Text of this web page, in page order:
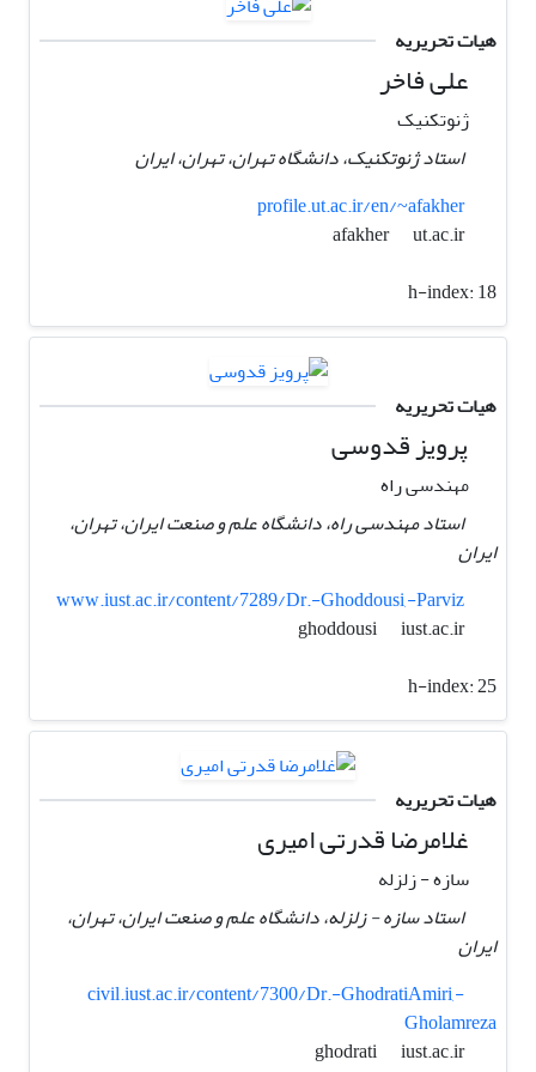
هیات تحریریه
علی فاخر
ژنوتکنیک
استاد ژنوتکنیک، دانشگاه تهران، تهران، ایران
profile.ut.ac.ir/en/~afakher
afakher
ut.ac.ir
h-index:18
هیات تحریریه
پرویز قدوسی
مهندسی راه
استاد مهندسی راه، دانشگاه علم و صنعت ایران، تهران،
ایران
www.iust.ac.ir/content/7289/Dr.-Ghoddousi,-Parviz
ghoddousi
iust.ac.ir
h-index:25
هیات تحریریه
غلامرضا قدرتی امیری
سازه - زلزله
استاد سازه - زلزله، دانشگاه علم و صنعت ایران، تهران،
ایران
civil.iust.ac.ir/content/7300/Dr.-GhodratiAmiri,-
Gholamreza
ghodrati
iust.ac.ir